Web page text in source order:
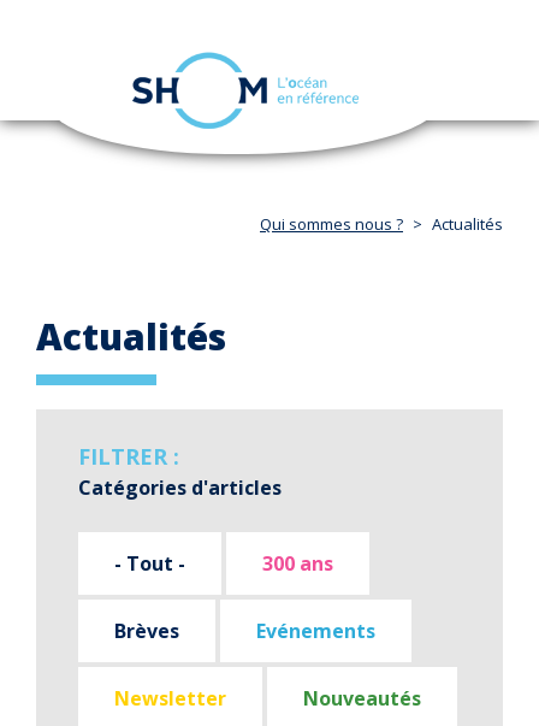
Aller
navigation
Qui sommes nous ? Actualités
Actualités
FILTRER :
Catégories d'articles
- Tout - 300 ans
Brèves Evénements
Newsletter Nouveautés